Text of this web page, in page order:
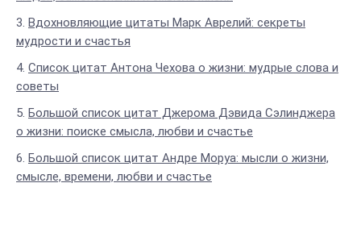
Вдохновляющие цитаты Марк Аврелий: секреты
мудрости и счастья
Список цитат Антона Чехова о жизни: мудрые слова и
советы
Большой список цитат Джерома Дэвида Сэлинджера
о жизни: поиске смысла, любви и счастье
Большой список цитат Андре Моруа: мысли о жизни,
смысле, времени, любви и счастье